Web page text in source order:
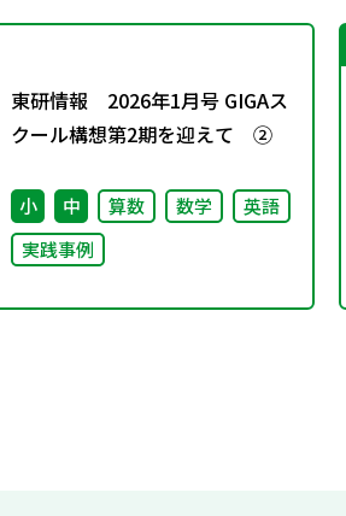
東研情報 2026年1月号 GIGAス
クール構想第2期を迎えて ②
小 中 算数 数学
英語
実践事例